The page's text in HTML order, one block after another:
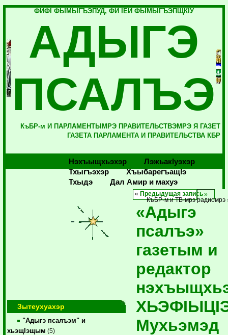
ФИФI ФЫМЫГЪЭПУД, ФИ IЕЙ ФЫМЫГЪЭПЩКIУ
АДЫГЭ
ПСАЛЪЭ
КъБР-м И ПАРЛАМЕНТЫМРЭ ПРАВИТЕЛЬСТВЭМРЭ Я ГАЗЕТ
ГАЗЕТА ПАРЛАМЕНТА И ПРАВИТЕЛЬСТВА КБР
Нэхъыщхьэхэр
Лэжьакlуэхэр
Тхыгъэхэр
Хъыбарегъащlэ
Тхыдэ
Дал Амир и махуэ
Зытеухуахэр
"Адыгэ псалъэм" и
хьэщIэщым (5)
« Предыдущая запись
КъБР-м и ТВ-мрэ радиомрэ
«Адыгэ
псалъэ»
газетым и
редактор
Мухьэмэд